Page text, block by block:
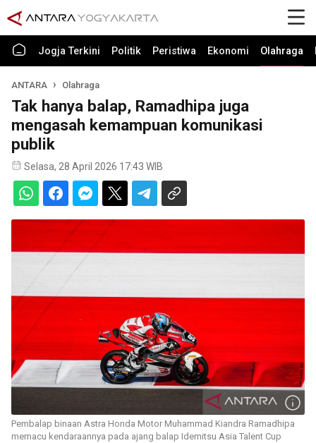
Jogja Terkini Politik Peristiwa Ekonomi Olahraga
ANTARA Olahraga
Tak hanya balap, Ramadhipa juga
mengasah kemampuan komunikasi
publik
Selasa, 28 April 2026 17:43 WIB
Pembalap binaan Astra Honda Motor Muhammad Kiandra Ramadhipa
memacu kendaraannya pada ajang balap Idemitsu Asia Talent Cup